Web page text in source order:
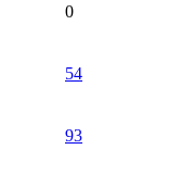
0
54
93